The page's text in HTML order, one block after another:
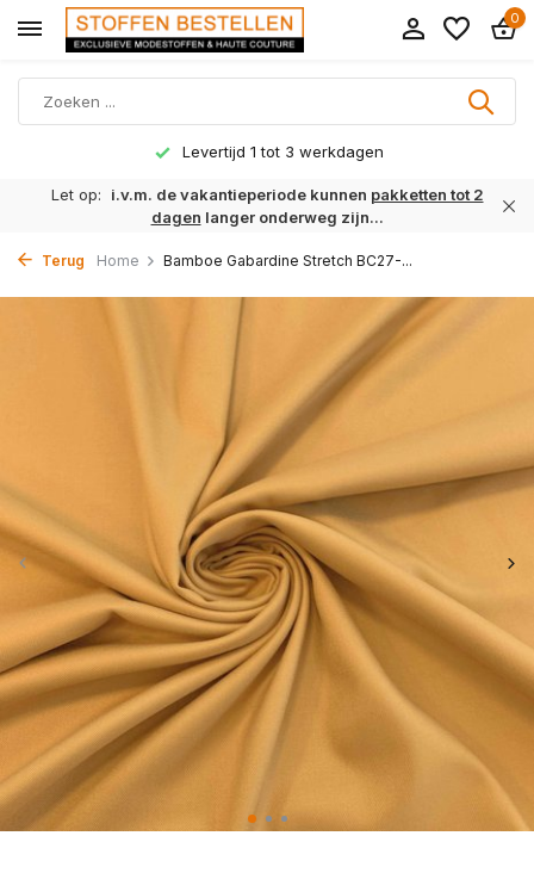
0
Levertijd 1 tot 3 werkdagen
Let op: i.v.m. de vakantieperiode kunnen pakketten tot 2
dagen langer onderweg zijn...
Terug Home Bamboe Gabardine Stretch BC27-...